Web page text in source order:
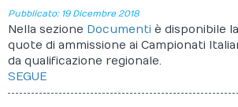
Pubblicato: 19 Dicembre 2018
Nella sezione Documenti è disponibile
quote di ammissione ai Campionati
da qualificazione regionale.
SEGUE